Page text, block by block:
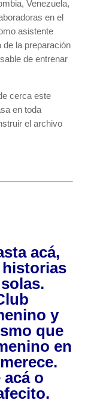
Venezuela,
en el
asistente
la preparación
de entrenar
cerca este
en toda
el archivo
acá,
historias
y
que
en
o